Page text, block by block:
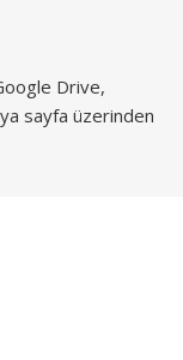
Drive,
sayfa üzerinden